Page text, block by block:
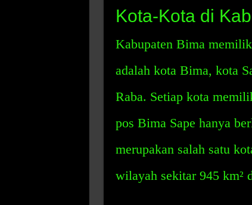
Kota-Kota di
Kabupaten Bima
adalah kota Bima, kota
Raba. Setiap kota
pos Bima Sape hanya
merupakan salah satu
wilayah sekitar 945 km²